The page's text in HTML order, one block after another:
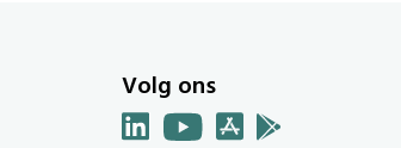
Volg ons